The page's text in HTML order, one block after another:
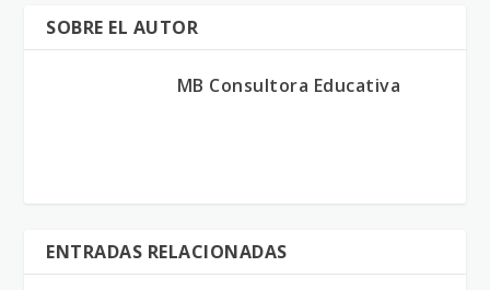
SOBRE EL AUTOR
MB Consultora Educativa
ENTRADAS RELACIONADAS